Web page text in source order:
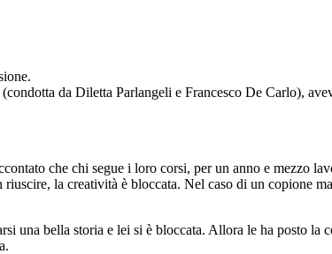
da Diletta Parlangeli e Francesco De Carlo),
che chi segue i loro corsi, per un anno e mezzo
la creatività è bloccata. Nel caso di un copione
una bella storia e lei si è bloccata. Allora le ha posto la